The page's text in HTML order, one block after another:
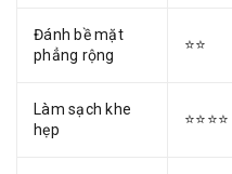
Đánh bề mặt
phẳng rộng
⭐⭐
Làm sạch khe
hẹp
⭐⭐⭐⭐